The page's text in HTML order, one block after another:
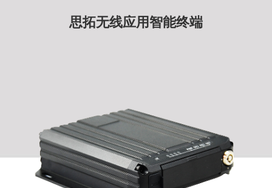
思拓无线应用智能终端